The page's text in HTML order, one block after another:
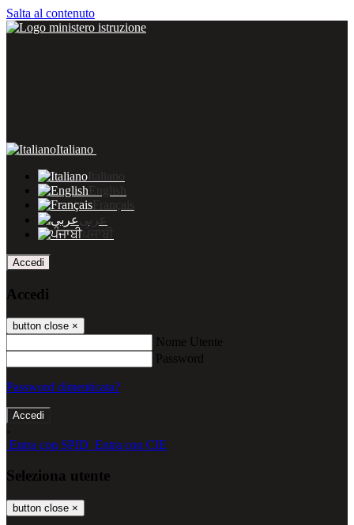
Salta al contenuto
Italiano
Italiano
English
Français
عربى
ਪੰਜਾਬੀ
Accedi
Accedi
button close ×
Nome Utente
Password
Password dimenticata?
-
Entra con SPID Entra con CIE
Seleziona utente
button close ×